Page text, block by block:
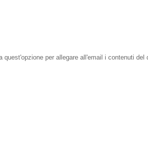
per allegare all'email i contenuti del